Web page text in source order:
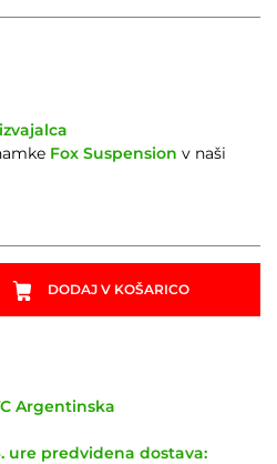
DODAJ V KOŠARICO
Fox Suspension v naši
Argentinska
ure predvidena dostava: